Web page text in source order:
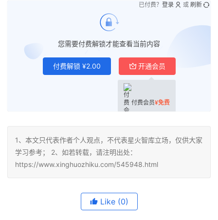
您需要付费解锁才能查看当前内容
付费解锁 ¥2.00 开通会员
付费会员¥免费
已付费？ 登录 或 刷新
1、本文只代表作者个人观点，不代表星火智库立场，仅供大家
学习参考； 2、如若转载，请注明出处：
https://www.xinghuozhiku.com/545948.html
Like (0)